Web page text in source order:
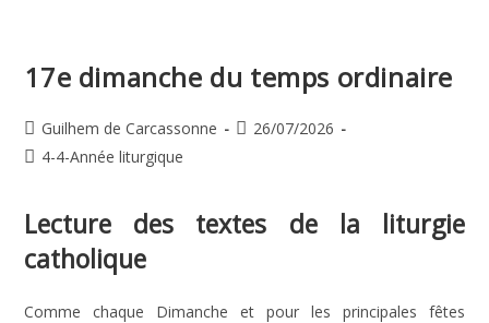
17e dimanche du temps ordinaire
Auteur/autrice
de
Guilhem de Carcassonne
Publication
26/07/2026
Post4-4-Année liturgique
Lecture des textes de la liturgie
catholique
Comme chaque Dimanche et pour les principales fêtes